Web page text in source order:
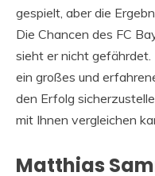
gespielt, aber die
Die Chancen des FC
sieht er nicht gefährdet.
ein großes und
den Erfolg
mit Ihnen vergleichen
Matthias